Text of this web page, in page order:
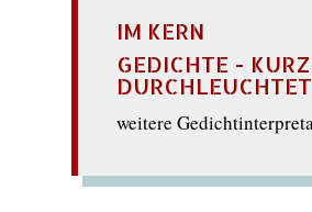
IM KERN
GEDICHTE - KURZ
DURCHLEUCHTET
weitere